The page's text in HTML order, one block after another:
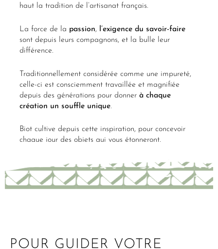
haut la tradition de l’artisanat français.
La force de la passion, l’exigence du savoir-faire
sont depuis leurs compagnons, et la bulle leur
différence.
Traditionnellement considérée comme une impureté,
celle-ci est consciemment travaillée et magnifiée
depuis des générations pour donner à chaque
création un souffle unique.
Biot cultive depuis cette inspiration, pour concevoir
chaque jour des objets qui vous étonneront.
POUR GUIDER VOTRE